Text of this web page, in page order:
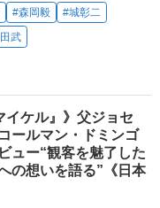
#森岡毅
#城彰二
武
イケル』》父ジョセ
ールマン・ドミンゴ
ュー“観客を魅了した
の想いを語る”《日本